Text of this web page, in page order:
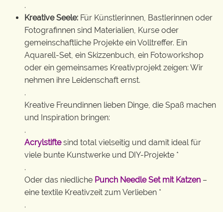
.
Kreative Seele: Für Künstlerinnen, Bastlerinnen oder
Fotografinnen sind Materialien, Kurse oder
gemeinschaftliche Projekte ein Volltreffer. Ein
Aquarell-Set, ein Skizzenbuch, ein Fotoworkshop
oder ein gemeinsames Kreativprojekt zeigen: Wir
nehmen ihre Leidenschaft ernst.
.
Kreative Freundinnen lieben Dinge, die Spaß machen
und Inspiration bringen:
.
Acrylstiftesind total vielseitig und damit ideal für
viele bunte Kunstwerke und DIY-Projekte *
.
Oder das niedliche Punch Needle Set mit Katzen –
eine textile Kreativzeit zum Verlieben *
.